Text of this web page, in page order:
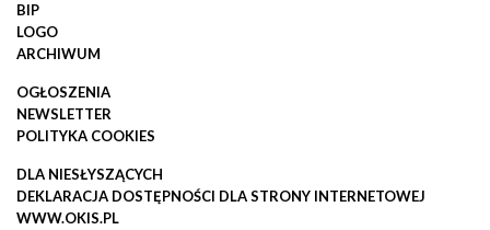
BIP
LOGO
ARCHIWUM
OGŁOSZENIA
NEWSLETTER
POLITYKA COOKIES
DLA NIESŁYSZĄCYCH
DEKLARACJA DOSTĘPNOŚCI DLA STRONY INTERNETOWEJ
WWW.OKIS.PL